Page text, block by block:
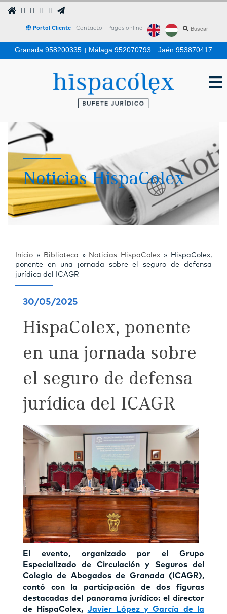
Portal Cliente Contacto Pagos online
Granada 958200335 | Málaga 952070793 | Jaén 953870417
Noticias HispaColex
Inicio » Biblioteca » Noticias HispaColex »
HispaColex,
ponente en una jornada sobre el seguro de defensa
jurídica del ICAGR
30/05/2025
HispaColex, ponente
en una jornada sobre
el seguro de defensa
jurídica del ICAGR
El evento, organizado por el Grupo
Especializado de Circulación y Seguros del
Colegio de Abogados de Granada (ICAGR),
contó con la participación de dos figuras
destacadas del panorama jurídico: el director
de HispaColex, Javier López y García de la